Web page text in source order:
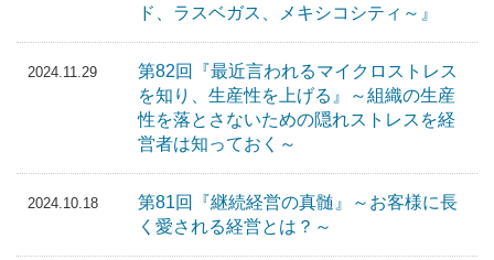
ド、ラスベガス、メキシコシティ～』
2024.11.29
第82回『最近言われるマイクロストレス
を知り、生産性を上げる』～組織の生産
性を落とさないための隠れストレスを経
営者は知っておく～
2024.10.18
第81回『継続経営の真髄』～お客様に長
く愛される経営とは？～